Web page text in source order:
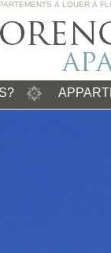
À LOUER À